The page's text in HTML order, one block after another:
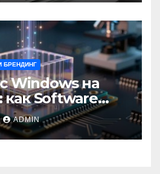
БРЕНДИНГ
Windows на
как Software
перешла на
ОС
ADMIN